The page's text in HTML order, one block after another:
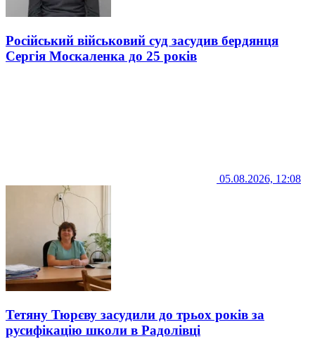
Російський військовий суд засудив бердянця
Сергія Москаленка до 25 років
05.08.2026, 12:08
Тетяну Тюрєву засудили до трьох років за
русифікацію школи в Радолівці